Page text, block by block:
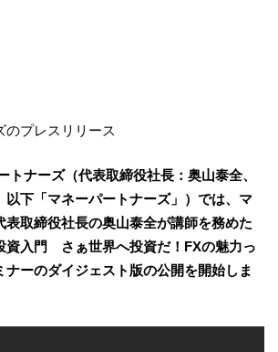
のプレスリリース
トナーズ（代表取締役社長：奥山泰全、
以下「マネーパートナーズ」）では、マ
表取締役社長の奥山泰全が講師を務めた
資入門 さぁ世界へ投資だ！FXの魅力っ
ナーのダイジェスト版の公開を開始しま